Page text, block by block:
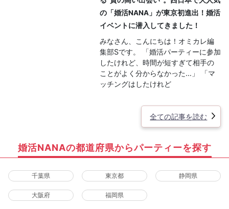
の「婚活NANA」が東京初進出！婚活
イベントに潜入してきました！
みなさん、こんにちは！オミカレ編
集部Sです。 「婚活パーティーに参加
したけれど、時間が短すぎて相手の
ことがよく分からなかった…」 「マ
ッチングはしたけれど
全ての記事を読む
婚活NANAの都道府県からパーティーを探す
千葉県 東京都 静岡県
大阪府 福岡県